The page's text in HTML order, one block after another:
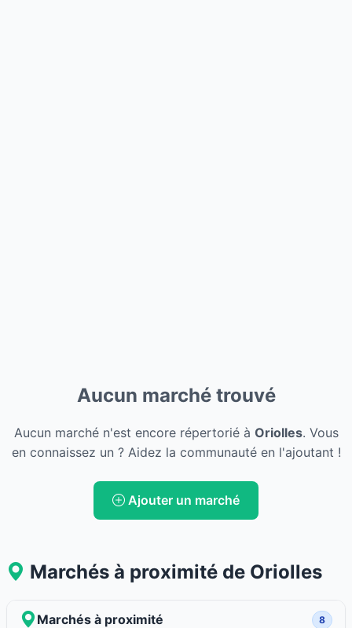
Aucun marché trouvé
Aucun marché n'est encore répertorié à Oriolles. Vous
en connaissez un ? Aidez la communauté en l'ajoutant !
Ajouter un marché
Marchés à proximité de Oriolles
Marchés à proximité 8